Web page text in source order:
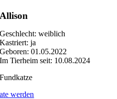
Allison
Geschlecht: weiblich
Kastriert: ja
Geboren: 01.05.2022
Im Tierheim seit: 10.08.2024
Fundkatze
werden